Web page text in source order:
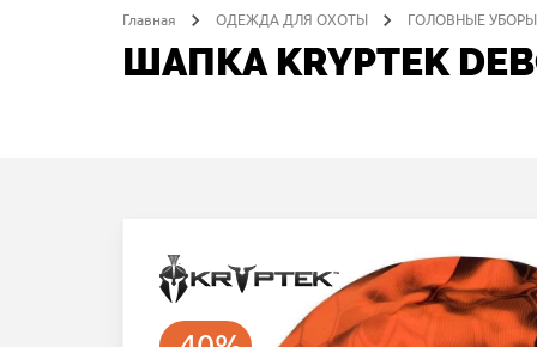
Главная ОДЕЖДА ДЛЯ ОХОТЫ ГОЛОВНЫЕ УБОРЫ
ШАПКА KRYPTEK